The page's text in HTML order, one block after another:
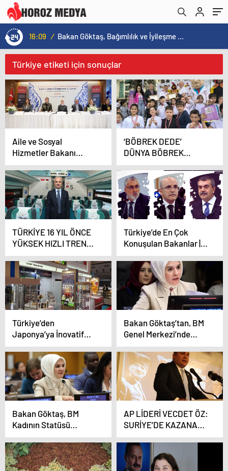
16:09 / Bakan Göktaş, Bağımlılık ve İyileşme Konulu Kadın Forumu’nda konuştu:
Türkiye etiketi için sonuçlar
Aile ve Sosyal
Hizmetler Bakanı
Göktaş, KADEM’in iftar
programında konuştu
‘BÖBREK DEDE’
DÜNYA BÖBREK
GÜNÜ’NDE İLKOKUL
ÖĞRENCİLERİ İLE
BULUŞTU!
TÜRKİYE 16 YIL ÖNCE
YÜKSEK HIZLI TRENLE
TANIŞTI
Türkiye’de En Çok
Konuşulan Bakanlar |
Şubat’25
Türkiye’den
Japonya’ya İnovatif
Tatlar: Chef Seasons
FOODEX Japan
2025’te!
Bakan Göktaş’tan, BM
Genel Merkezi’nde
“Gazze” ve “Suriye”
vurgusu
Bakan Göktaş, BM
Kadının Statüsü
Komisyonu toplantısı
kapsamında
düzenlenen yan
AP LİDERİ VECDET ÖZ:
SURİYE’DE KAZANAN
ABD VE İSRAİL OLDU